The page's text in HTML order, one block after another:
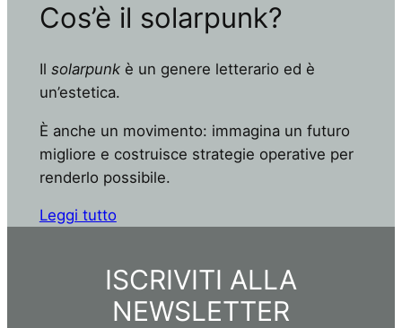
Cos’è il solarpunk?
Il solarpunk è un genere letterario ed è
un’estetica.
È anche un movimento: immagina un futuro
migliore e costruisce strategie operative per
renderlo possibile.
Leggi tutto
ISCRIVITI ALLA
NEWSLETTER